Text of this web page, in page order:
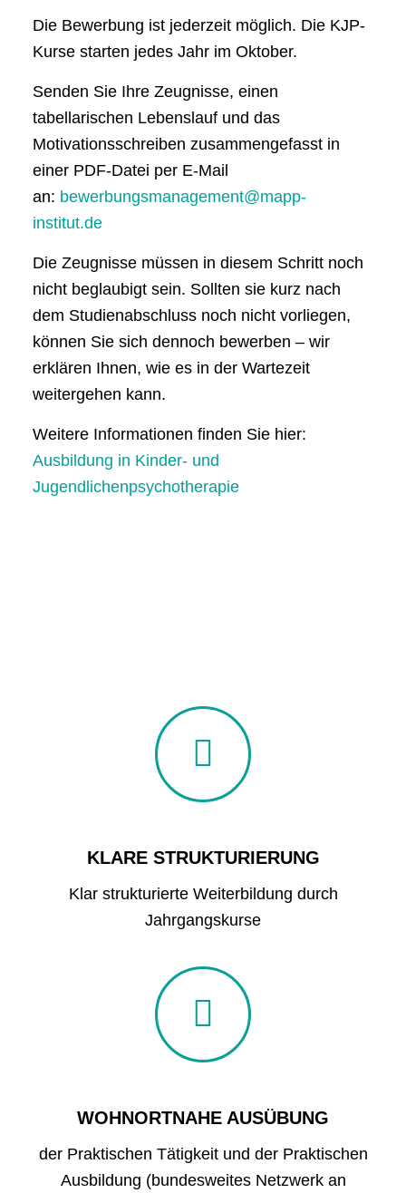
Die Bewerbung ist jederzeit möglich. Die KJP-
Kurse starten jedes Jahr im Oktober.
Senden Sie Ihre Zeugnisse, einen
tabellarischen Lebenslauf und das
Motivationsschreiben zusammengefasst in
einer PDF-Datei per E-Mail
an: bewerbungsmanagement@mapp-
institut.de
Die Zeugnisse müssen in diesem Schritt noch
nicht beglaubigt sein. Sollten sie kurz nach
dem Studienabschluss noch nicht vorliegen,
können Sie sich dennoch bewerben – wir
erklären Ihnen, wie es in der Wartezeit
weitergehen kann.
Weitere Informationen finden Sie hier:
Ausbildung in Kinder- und
Jugendlichenpsychotherapie
KLARE STRUKTURIERUNG
Klar strukturierte Weiterbildung durch
Jahrgangskurse
WOHNORTNAHE AUSÜBUNG
der Praktischen Tätigkeit und der Praktischen
Ausbildung (bundesweites Netzwerk an